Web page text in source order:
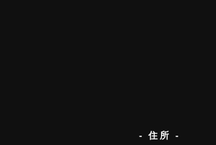
- 住所 -